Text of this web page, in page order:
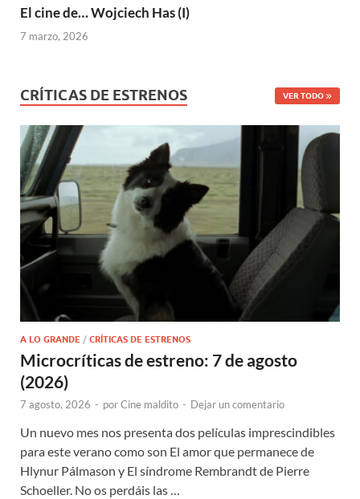
El cine de… Wojciech Has (I)
7 marzo, 2026
CRÍTICAS DE ESTRENOS VER TODO
A LO GRANDE / CRÍTICAS DE ESTRENOS
Microcríticas de estreno: 7 de agosto
(2026)
7 agosto, 2026 - porCine maldito - Dejar un comentario
Un nuevo mes nos presenta dos películas imprescindibles
para este verano como son El amor que permanece de
Hlynur Pálmason y El síndrome Rembrandt de Pierre
Schoeller. No os perdáis las …